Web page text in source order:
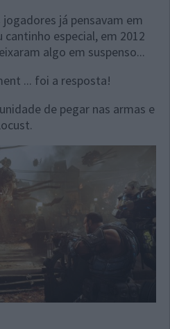
já pensavam em
cantinho especial, em 2012
algo em suspenso...
... foi a resposta!
de pegar nas armas e